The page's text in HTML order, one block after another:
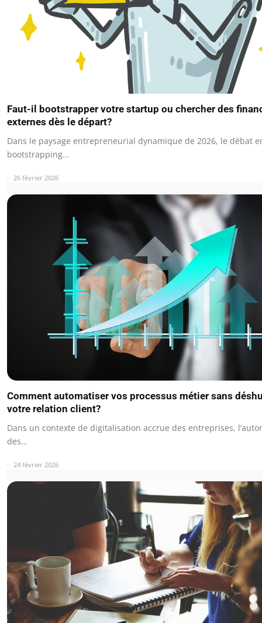
Faut-il bootstrapper votre startup ou chercher des
externes dès le départ?
Dans le paysage entrepreneurial dynamique de 2026, le débat
bootstrapping…
26 février 2026
Comment automatiser vos processus métier sans
votre relation client?
Dans un contexte de digitalisation accrue des entreprises,
des…
24 février 2026